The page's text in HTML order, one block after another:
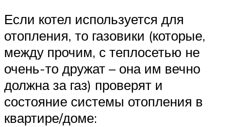
Если котел используется для
отопления, то газовики (которые,
между прочим, с теплосетью не
очень-то дружат – она им вечно
должна за газ) проверят и
состояние системы отопления в
квартире/доме: